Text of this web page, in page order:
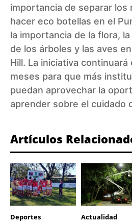
importancia de separar los
hacer eco botellas en el
la importancia de la flora,
de los árboles y las aves
Hill. La iniciativa
meses para que más
puedan aprovechar la
aprender sobre el cuidado
Artículos
Deportes Actualidad